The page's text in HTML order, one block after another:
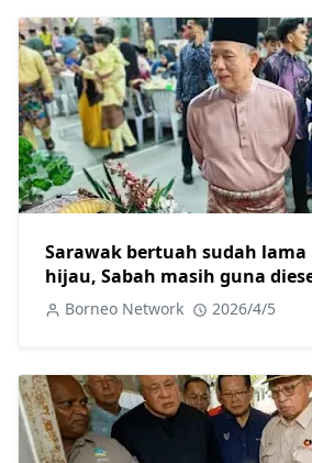
Sarawak bertuah sudah
hijau, Sabah masih guna
elektrik
Borneo Network 2026/4/5